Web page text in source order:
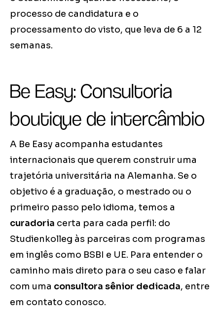
processo de candidatura e o
processamento do visto, que leva de 6 a 12
semanas.
Be Easy: Consultoria
boutique de intercâmbio
A Be Easy acompanha estudantes
internacionais que querem construir uma
trajetória universitária na Alemanha. Se o
objetivo é a graduação, o mestrado ou o
primeiro passo pelo idioma, temos a
curadoria certa para cada perfil: do
Studienkolleg às parceiras com programas
em inglês como BSBI e UE. Para entender o
caminho mais direto para o seu caso e falar
com uma consultora sênior dedicada, entre
em contato conosco.